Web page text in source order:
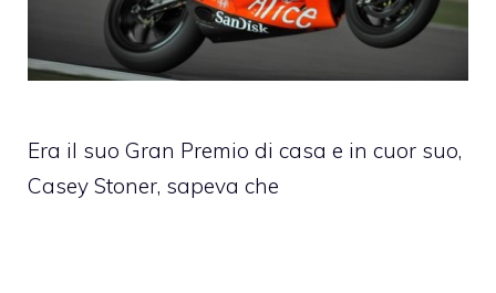
Era il suo Gran Premio di casa e in cuor suo,
Casey Stoner, sapeva che